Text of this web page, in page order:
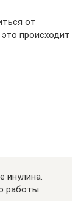
от
происходит
инулина.
работы